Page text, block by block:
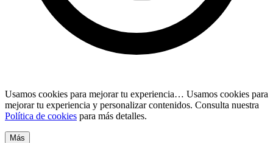
Usamos cookies para mejorar tu experiencia… Usamos cookies para
mejorar tu experiencia y personalizar contenidos. Consulta nuestra
Política de cookies para más detalles.
Más